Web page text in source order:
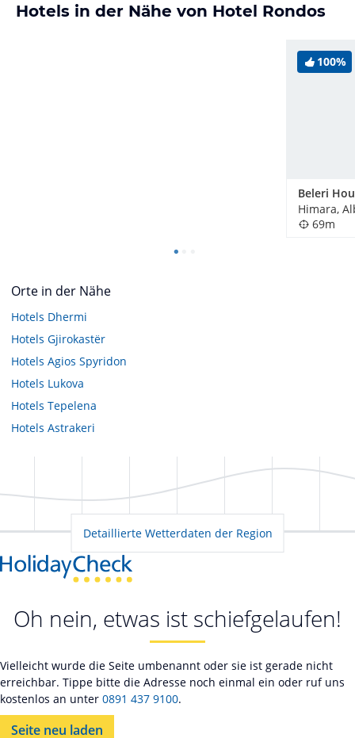
Hotels in der Nähe von Hotel Rondos
100%
Beleri
Himara,
69m
Orte in der Nähe
Hotels Dhermi
Hotels Gjirokastër
Hotels Agios Spyridon
Hotels Lukova
Hotels Tepelena
Hotels Astrakeri
Detaillierte Wetterdaten der Region
Oh nein, etwas ist schiefgelaufen!
Vielleicht wurde die Seite umbenannt oder sie ist gerade nicht
erreichbar. Tippe bitte die Adresse noch einmal ein oder ruf uns
kostenlos an unter 0891 437 9100.
Seite neu laden